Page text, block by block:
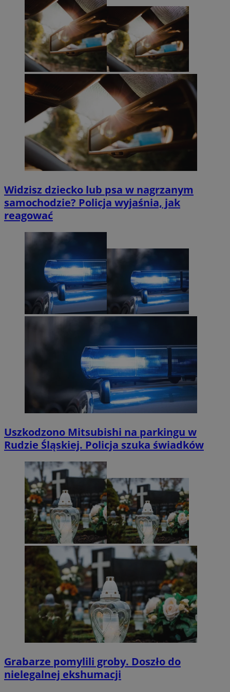
Widzisz dziecko lub psa w nagrzanym
samochodzie? Policja wyjaśnia, jak
reagować
Uszkodzono Mitsubishi na parkingu w
Rudzie Śląskiej. Policja szuka świadków
Grabarze pomylili groby. Doszło do
nielegalnej ekshumacji